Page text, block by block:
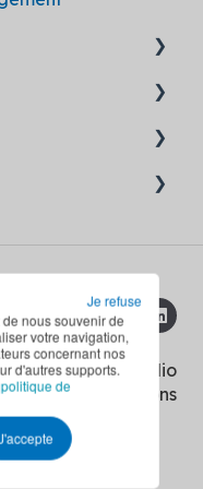
nous souvenir de
votre navigation,
concernant nos
d'autres supports.
politique de
Je refuse
© 2026, Hellio
Solutions